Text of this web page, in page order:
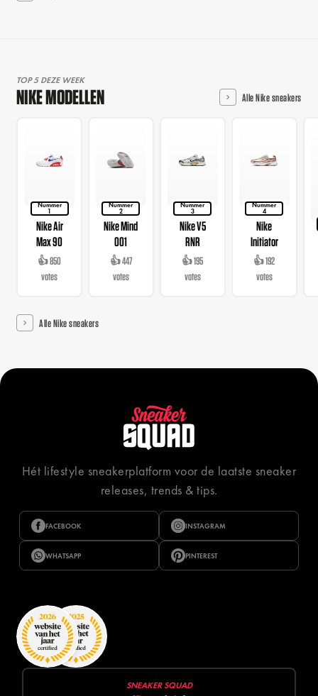
TOP 5 DEZE WEEK
NIKE MODELLEN Alle Nike sneakers
Nummer
1
Nike Air
Max 90
👍 850
votes
Nummer
2
Nike Mind
001
👍 447
votes
Nummer
3
Nike V5
RNR
👍 195
votes
Nummer
4
Nike
Initiator
👍 192
votes
Alle Nike sneakers
Hét lifestyle sneakerplatform voor de laatste sneaker
releases, trends & tips.
FACEBOOK INSTAGRAM
WHATSAPP PINTEREST
SNEAKER SQUAD